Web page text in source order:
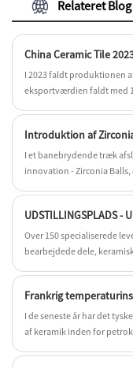
Relateret Blog
China Ceramic Tile
I 2023 faldt produktionen
eksportværdien faldt med
I et banebrydende træk
innovation - Zirconia
UDSTILLINGSPLADS -
Over 150 specialiserede
bearbejdede dele,
I de seneste år har det
af keramik inden for